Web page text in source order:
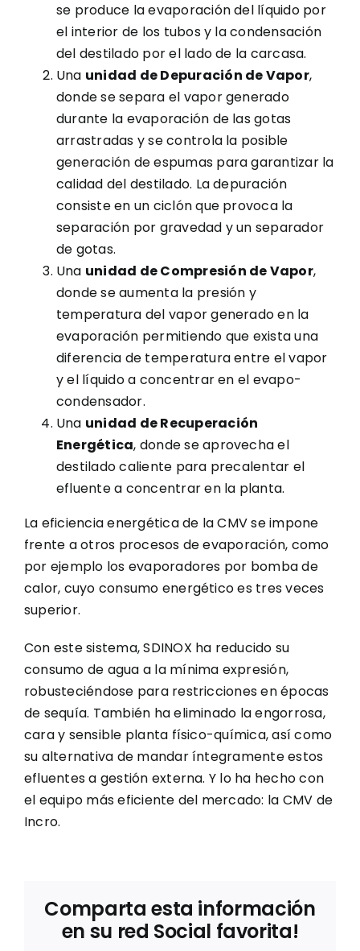
se produce la evaporación del líquido por
el interior de los tubos y la condensación
del destilado por el lado de la carcasa.
Una unidad de Depuración de Vapor,
donde se separa el vapor generado
durante la evaporación de las gotas
arrastradas y se controla la posible
generación de espumas para garantizar la
calidad del destilado. La depuración
consiste en un ciclón que provoca la
separación por gravedad y un separador
de gotas.
Una unidad de Compresión de Vapor,
donde se aumenta la presión y
temperatura del vapor generado en la
evaporación permitiendo que exista una
diferencia de temperatura entre el vapor
y el líquido a concentrar en el evapo-
condensador.
Una unidad de Recuperación
Energética, donde se aprovecha el
destilado caliente para precalentar el
efluente a concentrar en la planta.
La eficiencia energética de la CMV se impone
frente a otros procesos de evaporación, como
por ejemplo los evaporadores por bomba de
calor, cuyo consumo energético es tres veces
superior.
Con este sistema, SDINOX ha reducido su
consumo de agua a la mínima expresión,
robusteciéndose para restricciones en épocas
de sequía. También ha eliminado la engorrosa,
cara y sensible planta físico-química, así como
su alternativa de mandar íntegramente estos
efluentes a gestión externa. Y lo ha hecho con
el equipo más eficiente del mercado: la CMV de
Incro.
Comparta esta información
en su red Social favorita!